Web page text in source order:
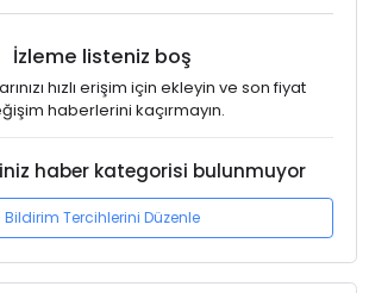
İzleme listeniz boş
hızlı erişim için ekleyin ve son fiyat
haberlerini kaçırmayın.
haber kategorisi bulunmuyor
Bildirim Tercihlerini Düzenle